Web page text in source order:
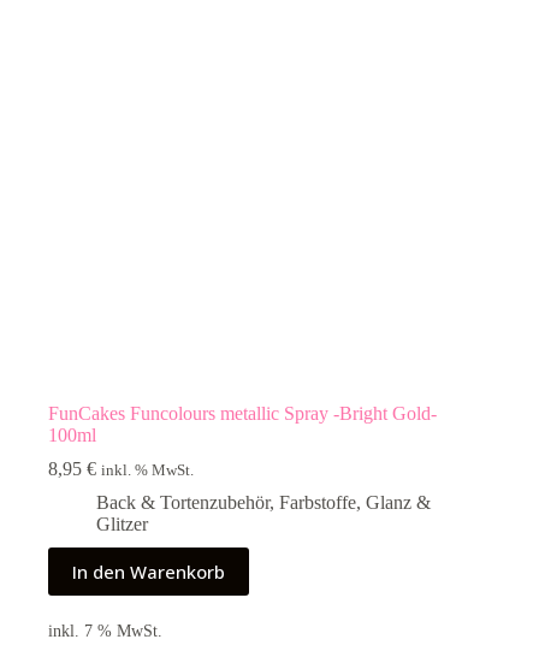
FunCakes Funcolours metallic Spray -Bright Gold-
100ml
8,95 € inkl. % MwSt.
Back & Tortenzubehör, Farbstoffe, Glanz &
Glitzer
In den Warenkorb
inkl. 7 % MwSt.